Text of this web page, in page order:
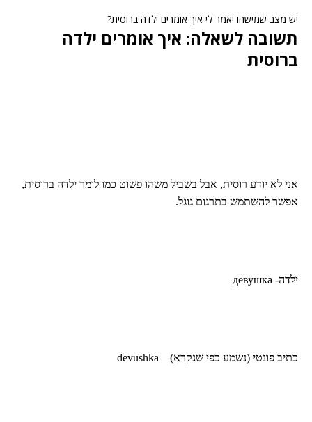
יש מצב שמישהו יאמר לי איך אומרים ילדה ברוסית?
תשובה לשאלה: איך אומרים ילדה
ברוסית
אני לא יודע רוסית, אבל בשביל משהו פשוט כמו לומר ילדה ברוסית,
אפשר להשתמש בתרגום גוגל.
ילדה- девушка
כתיב פונטי (נשמע כפי שנקרא) – devushka